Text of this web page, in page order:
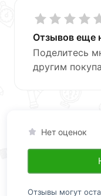
Отзывов еще
Поделитесь
другим
Нет оценок
Отзывы могут